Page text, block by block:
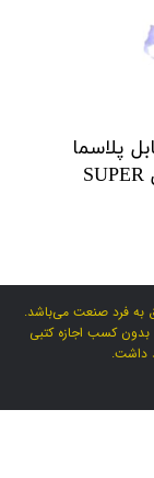
پلاسما
گام الکتریک (جوشا) تک فک مدل SUPER
به فرد صنعت می‌باشد.
بدون کسب اجازه کتبی
داشت.